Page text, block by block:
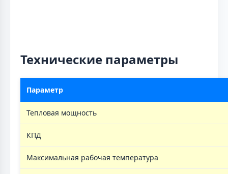
Технические параметры
Параметр
Тепловая мощность
КПД
Максимальная рабочая температура